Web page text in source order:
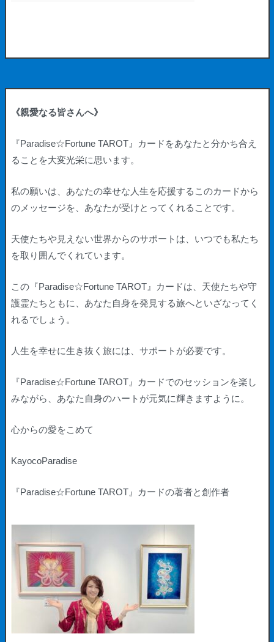
《親愛なる皆さんへ》
『Paradise☆Fortune TAROT』
カードをあなたと分かち合え
ることを大変光栄に思います。
私の願いは、あなたの幸せな人生を応援するこのカードから
のメッセージを、あなたが受けとってくれることです。
天使たちや見えない世界からのサポートは、いつでも私たち
を取り囲んでくれています。
この『Paradise☆Fortune TAROT』
カードは、天使たちや守
護霊たちともに、あなた自身を発見する旅へといざなってく
れるでしょう。
人生を幸せに生き抜く旅には、サポートが必要です。
『Paradise☆Fortune TAROT』カードでのセッションを楽し
みながら、あなた自身のハートが元気に輝きますように。
心からの愛をこめて
KayocoParadise
『Paradise☆Fortune TAROT』 カードの著者と創作者